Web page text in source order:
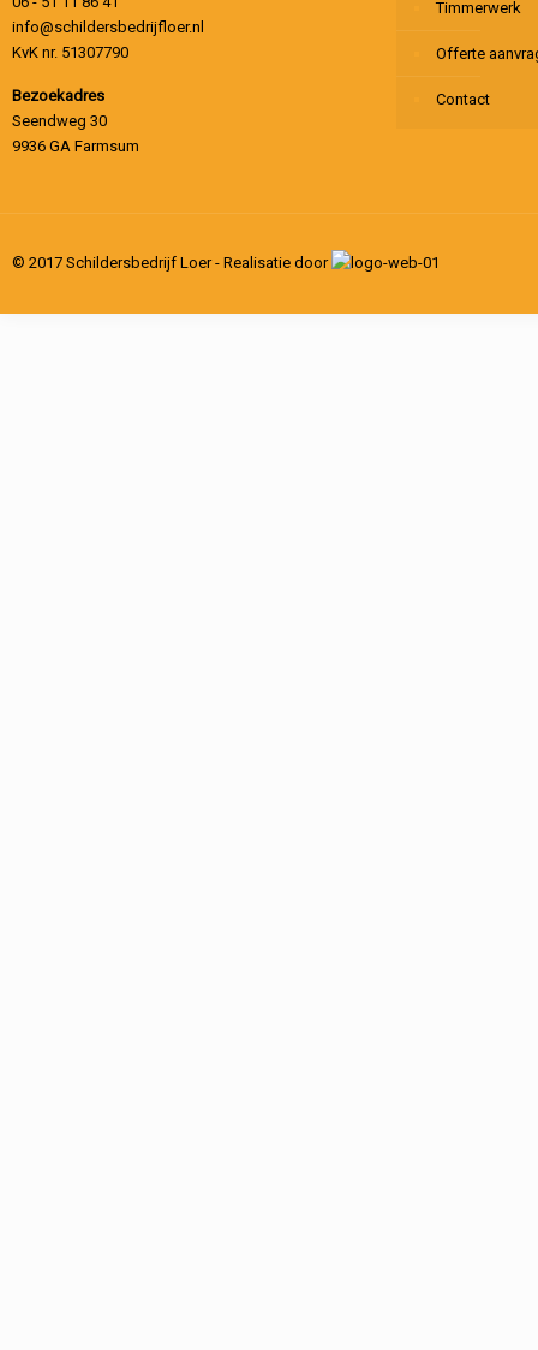
info@schildersbedrijfloer.nl
KvK nr. 51307790
Bezoekadres
Seendweg 30
9936 GA Farmsum
Timmerwerk
Offerte
Contact
© 2017 Schildersbedrijf Loer - Realisatie door